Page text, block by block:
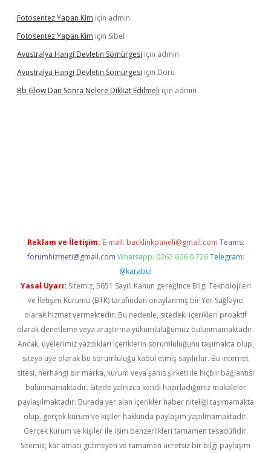
Fotosentez Yapan Kim için admin
Fotosentez Yapan Kim için Sibel
Avustralya Hangi Devletin Sömürgesi için admin
Avustralya Hangi Devletin Sömürgesi için Doru
Bb Glow Dan Sonra Nelere Dikkat Edilmeli için admin
Reklam ve İletişim: E-mail: backlinkpaneli@gmail.com Teams:
forumhizmeti@gmail.com Whatsapp: 0262 606 0 726 Telegram:
@karabul
Yasal Uyarı: Sitemiz, 5651 Sayılı Kanun gereğince Bilgi Teknolojileri
ve İletişim Kurumu (BTK) tarafından onaylanmış bir Yer Sağlayıcı
olarak hizmet vermektedir. Bu nedenle, sitedeki içerikleri proaktif
olarak denetleme veya araştırma yükümlülüğümüz bulunmamaktadır.
Ancak, üyelerimiz yazdıkları içeriklerin sorumluluğunu taşımakta olup,
siteye üye olarak bu sorumluluğu kabul etmiş sayılırlar. Bu internet
sitesi, herhangi bir marka, kurum veya şahıs şirketi ile hiçbir bağlantısı
bulunmamaktadır. Sitede yalnızca kendi hazırladığımız makaleler
paylaşılmaktadır. Burada yer alan içerikler haber niteliği taşımamakta
olup, gerçek kurum ve kişiler hakkında paylaşım yapılmamaktadır.
Gerçek kurum ve kişiler ile isim benzerlikleri tamamen tesadüfidir.
Sitemiz, kar amacı gütmeyen ve tamamen ücretsiz bir bilgi paylaşım